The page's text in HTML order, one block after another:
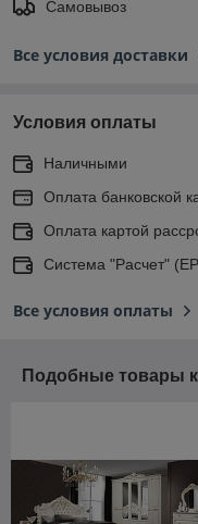
Самовывоз
Все условия доставки
Условия оплаты
Наличными
Оплата банковской
Оплата картой
Система "Расчет"
Все условия оплаты
Подобные товары